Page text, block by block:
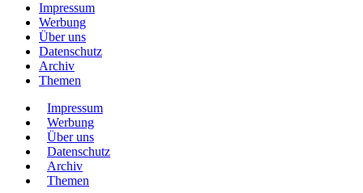
Impressum
Werbung
Über uns
Datenschutz
Archiv
Themen
Impressum
Werbung
Über uns
Datenschutz
Archiv
Themen